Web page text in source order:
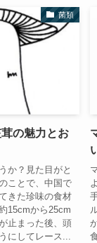
菌類
の魅力とお
か？見た目がと
ことで、中国で
きた珍味の食材
15cmから25cm
止まった後、頭
にしてレース...